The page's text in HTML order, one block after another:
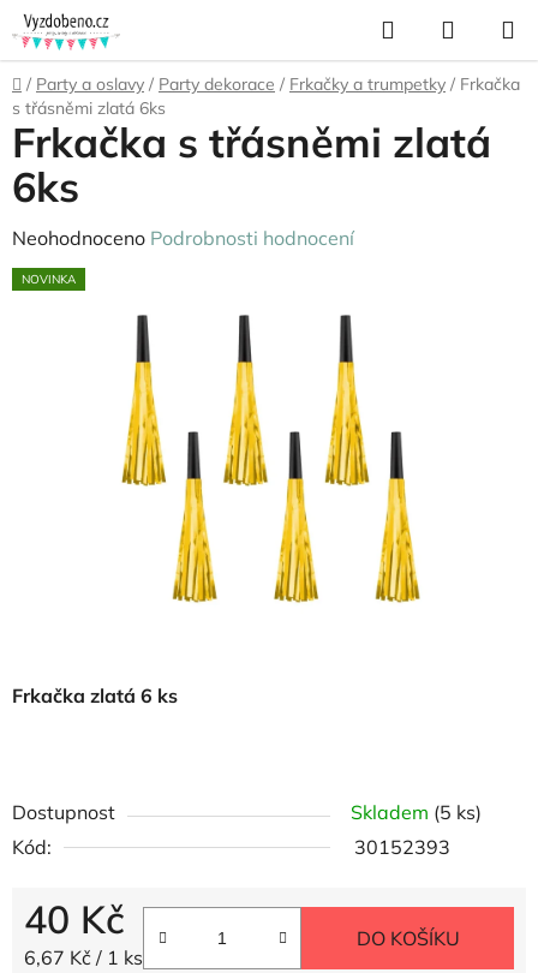
Přejít
na
obsah
Hledat
KOŠÍK
Domů
/ Party a oslavy / Party dekorace / Frkačky a trumpetky / Frkačka
s třásněmi zlatá 6ks
Frkačka zlatá 6 ks
Dostupnost Skladem (5 ks)
Kód:
30152393
40 Kč
Měrná cena:
6,67 Kč / 1 ks
DO KOŠÍKU
Frkačka s třásněmi zlatá
6ks
Průměrné
hodnocení
Neohodnoceno Podrobnosti hodnocení
NOVINKA